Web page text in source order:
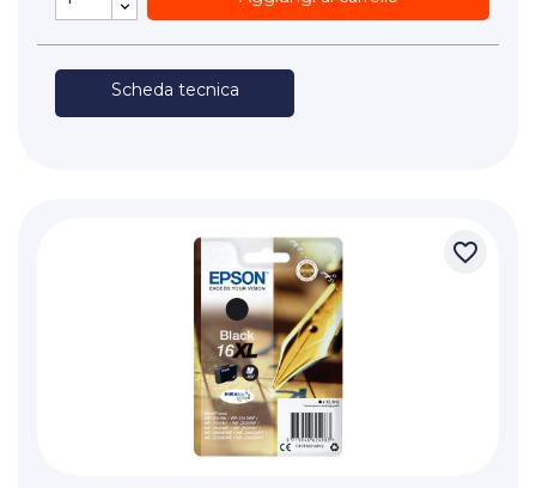
Scheda tecnica
favorite_border